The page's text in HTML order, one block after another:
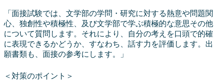
「面接試験では、文学部の学問・研究に対する熱意や問題関
心、独創性や積極性、及び文学部で学ぶ積極的な意思その他
について質問します。それにより、自分の考えを口頭で的確
に表現できるかどうか、すなわち、話す力を評価します。出
願書類も、面接の参考にします。」
＜対策のポイント＞